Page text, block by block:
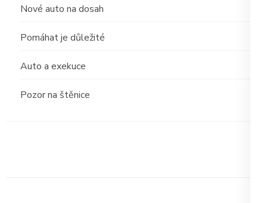
Nové auto na dosah
Pomáhat je důležité
Auto a exekuce
Pozor na štěnice